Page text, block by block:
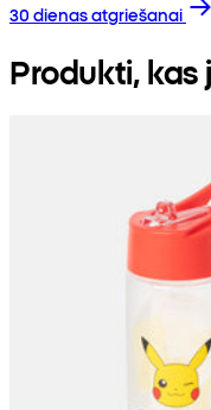
30 dienas atgriešanai
Produkti,